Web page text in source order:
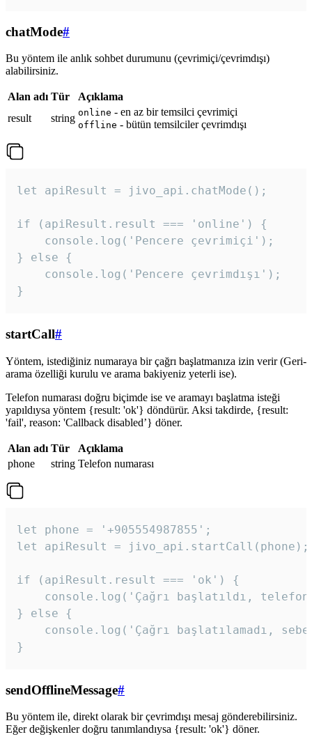
chatMode#
Bu yöntem ile anlık sohbet durumunu (çevrimiçi/çevrimdışı)
alabilirsiniz.
Alan adı Tür
Açıklama
result
string online - en az bir temsilci çevrimiçi
offline - bütün temsilciler çevrimdışı
let apiResult = jivo_api.chatMode();
if (apiResult.result === 'online') {
    console.log('Pencere çevrimiçi');
} else {
    console.log('Pencere çevrimdışı');
}
startCall#
Yöntem, istediğiniz numaraya bir çağrı başlatmanıza izin verir (Geri-
arama özelliği kurulu ve arama bakiyeniz yeterli ise).
Telefon numarası doğru biçimde ise ve aramayı başlatma isteği
yapıldıysa yöntem {result: 'ok'} döndürür. Aksi takdirde, {result:
'fail', reason: 'Callback disabled’} döner.
Alan adı Tür
Açıklama
phone
string Telefon numarası
let phone = '+905554987855';
let apiResult = jivo_api.startCall(phone);
if (apiResult.result === 'ok') {
console.log('Çağrı başlatıldı,
} else {
console.log('Çağrı başlatılamadı,
}
sendOfflineMessage#
Bu yöntem ile, direkt olarak bir çevrimdışı mesaj gönderebilirsiniz.
Eğer değişkenler doğru tanımlandıysa {result: 'ok'} döner.